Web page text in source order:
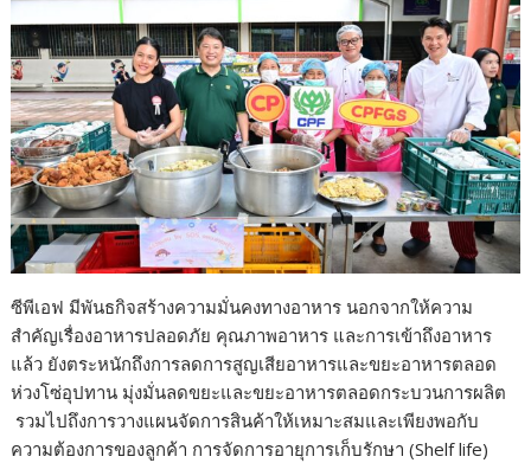
ซีพีเอฟ มีพันธกิจสร้างความมั่นคงทางอาหาร นอกจากให้ความ
สำคัญเรื่องอาหารปลอดภัย คุณภาพอาหาร และการเข้าถึงอาหาร
แล้ว ยังตระหนักถึงการลดการสูญเสียอาหารและขยะอาหารตลอด
ห่วงโซ่อุปทาน มุ่งมั่นลดขยะและขยะอาหารตลอดกระบวนการผลิต
รวมไปถึงการวางแผนจัดการสินค้าให้เหมาะสมและเพียงพอกับ
ความต้องการของลูกค้า การจัดการอายุการเก็บรักษา (Shelf life)